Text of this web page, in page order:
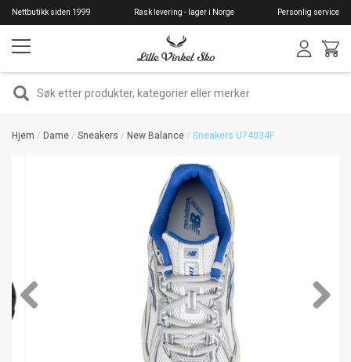
Hopp
til
hovedinnhold
Nettbutikk siden 1999 Rask levering - lager i Norge Personlig service
SØK
Hjem Dame Sneakers New Balance Sneakers U74034F